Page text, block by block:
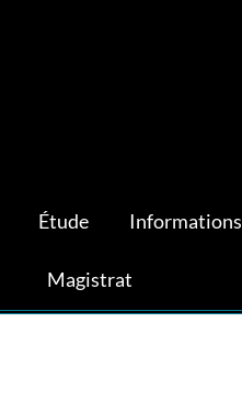
Étude Informations
Magistrat